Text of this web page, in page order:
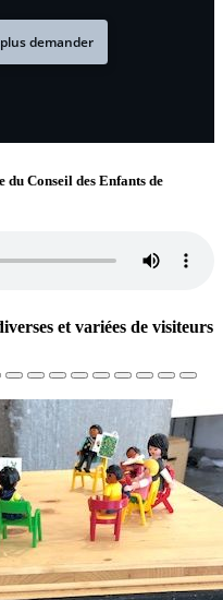
demander
Conseil des Enfants de
et variées de visiteurs